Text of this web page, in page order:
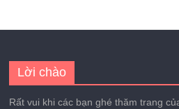
Lời chào
Rất vui khi các bạn ghé thăm trang